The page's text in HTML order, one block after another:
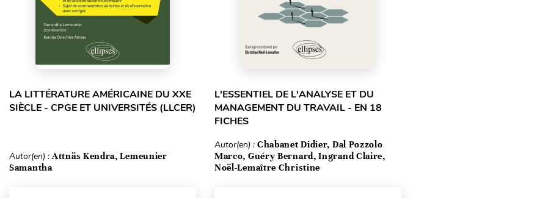
LA LITTÉRATURE AMÉRICAINE DU XXE
SIÈCLE - CPGE ET UNIVERSITÉS (LLCER)
Autor(en) :Attnäs Kendra, Lemeunier
Samantha
L'ESSENTIEL DE L'ANALYSE ET DU
MANAGEMENT DU TRAVAIL - EN 18
FICHES
Autor(en) : Chabanet Didier, Dal Pozzolo
Marco, Guéry Bernard, Ingrand Claire,
Noël-Lemaître Christine